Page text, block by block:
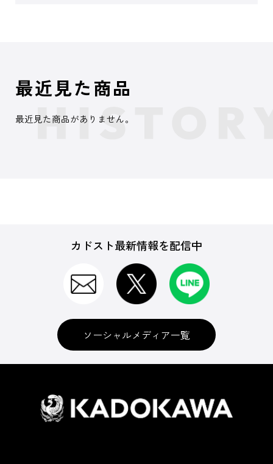
最近見た商品
最近見た商品がありません。
カドスト最新情報を配信中
ソーシャルメディア一覧